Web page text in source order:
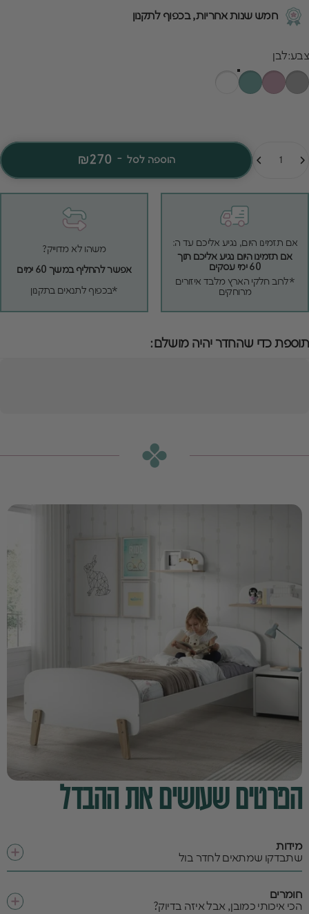
שהם אוהבים. האיכות האירופאית הגבוהה של המדף ניכרת בכל עיבוד
מדויק ובצבע הלבן השווה שלא מצהיב גם אחרי שנים. המדף הלבן הגדול
ומשנים את החדר.
חמש שנות אחריות, בכפוף לתקנון
צבע
צבע:לבן
הוספה לסל -
₪270
אם תזמינו היום, נגיע אליכם עד ה:
אם תזמינו היום נגיע אליכם תוך
60 ימי עסקים
*לרוב חלקי הארץ מלבד איזורים
מרוחקים
משהו לא מדוייק?
אפשר להחליף במשך 60 ימים
*בכפוף לתנאים בתקנון
תוספת כדי שהחדר יהיה מושלם:
₪270
הפרטים שעושים את ההבדל
מידות
שתבדקו שמתאים לחדר בול
חומרים
הכי איכותי כמובן, אבל איזה בדיוק?